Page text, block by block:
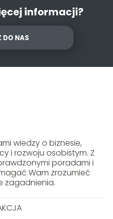
informacji?
DO NAS
wiedzy o biznesie,
i rozwoju osobistym. Z
poradami i
Wam zrozumieć
zagadnienia.